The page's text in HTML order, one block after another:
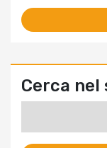
Cerca nel